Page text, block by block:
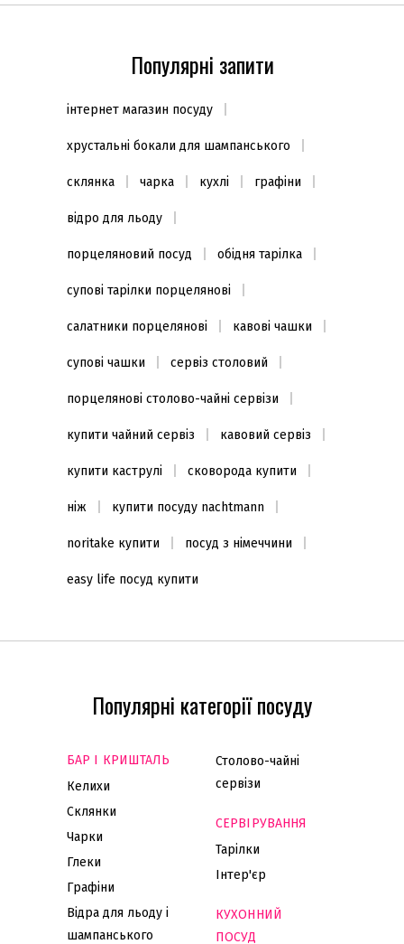
Популярні запити
інтернет магазин посуду
хрустальні бокали для шампанського
склянка чарка кухлі графіни
відро для льоду
порцеляновий посуд обідня тарілка
супові тарілки порцелянові
салатники порцелянові кавові чашки
супові чашки сервіз столовий
порцелянові столово-чайні сервізи
купити чайний сервіз кавовий сервіз
купити каструлі сковорода купити
ніж купити посуду nachtmann
noritake купити посуд з німеччини
easy life посуд купити
Популярні категорії посуду
БАР І КРИШТАЛЬ
Келихи
Склянки
Чарки
Глеки
Графіни
Відра для льоду і
шампанського
Столово-чайні
сервізи
СЕРВІРУВАННЯ
Тарілки
Інтер'єр
КУХОННИЙ
ПОСУД